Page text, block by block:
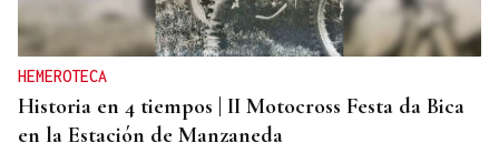
HEMEROTECA
Historia en 4 tiempos | II Motocross Festa da Bica
en la Estación de Manzaneda